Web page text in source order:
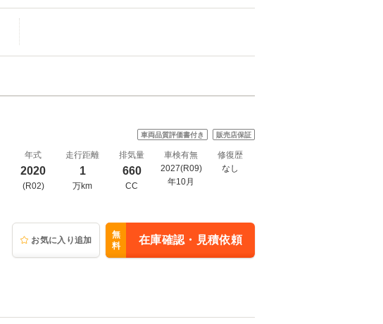
車両品質評価書付き 販売店保証
年式
2020
(R02)
走行距離
1
万km
排気量
660
CC
車検有無
2027(R09)
年10月
修復歴
なし
お気に入り追加
無
料
在庫確認・見積依頼